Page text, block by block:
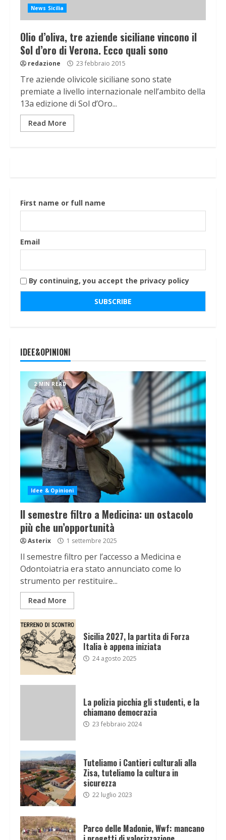
News Sicilia
Olio d’oliva, tre aziende siciliane vincono il
Sol d’oro di Verona. Ecco quali sono
redazione 23 febbraio 2015
Tre aziende olivicole siciliane sono state
premiate a livello internazionale nell’ambito della
13a edizione di Sol d’Oro...
Read More
First name or full name
Email
By continuing, you accept the privacy policy
IDEE&OPINIONI
2 MIN READ
Idee & Opinioni
Il semestre filtro a Medicina: un ostacolo
più che un’opportunità
Asterix 1 settembre 2025
Il semestre filtro per l’accesso a Medicina e
Odontoiatria era stato annunciato come lo
strumento per restituire...
Read More
Sicilia 2027, la partita di Forza
Italia è appena iniziata
24 agosto 2025
La polizia picchia gli studenti, e la
chiamano democrazia
23 febbraio 2024
Tuteliamo i Cantieri culturali alla
Zisa, tuteliamo la cultura in
sicurezza
22 luglio 2023
Parco delle Madonie, Wwf: mancano